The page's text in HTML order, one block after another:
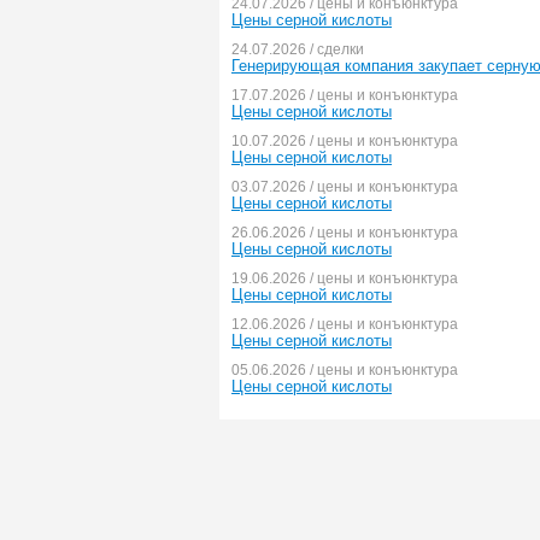
24.07.2026 / цены и конъюнктура
Цены серной кислоты
24.07.2026 / сделки
Генерирующая компания закупает
17.07.2026 / цены и конъюнктура
Цены серной кислоты
10.07.2026 / цены и конъюнктура
Цены серной кислоты
03.07.2026 / цены и конъюнктура
Цены серной кислоты
26.06.2026 / цены и конъюнктура
Цены серной кислоты
19.06.2026 / цены и конъюнктура
Цены серной кислоты
12.06.2026 / цены и конъюнктура
Цены серной кислоты
05.06.2026 / цены и конъюнктура
Цены серной кислоты